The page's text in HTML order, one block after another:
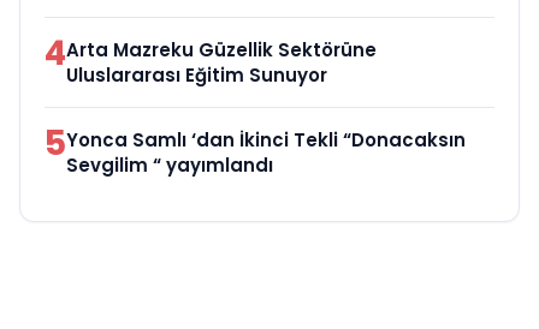
4Arta Mazreku Güzellik Sektörüne
Uluslararası Eğitim Sunuyor
5Yonca Samlı ‘dan İkinci Tekli “Donacaksın
Sevgilim “ yayımlandı